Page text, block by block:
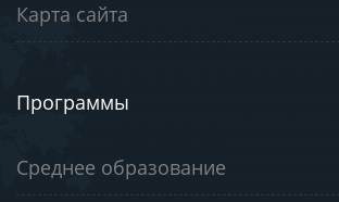
Карта сайта
Программы
Среднее образование